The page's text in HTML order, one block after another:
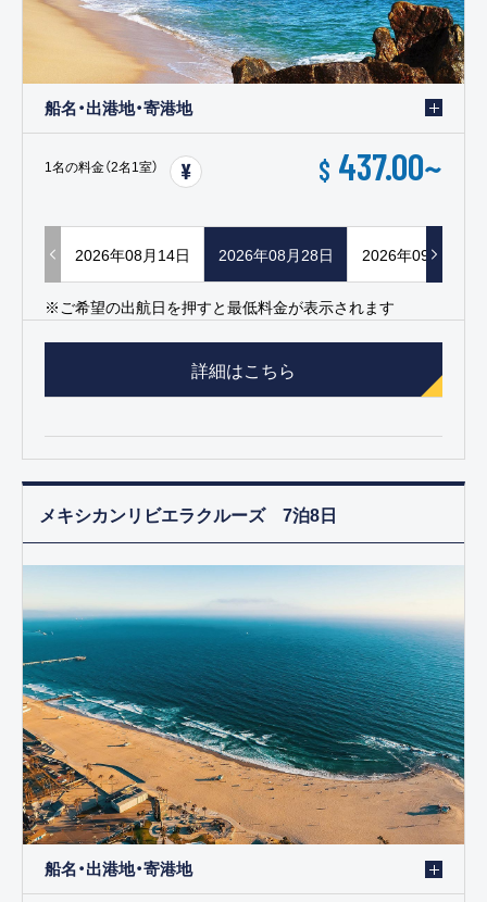
船名・出港地・寄港地
1名の料金（2名1室） $ 437.00~
2026年08月14日 2026年08月28日 2026年09月11日
※ご希望の出航日を押すと最低料金が表示されます
詳細はこちら
メキシカンリビエラクルーズ 7泊8日
船名・出港地・寄港地